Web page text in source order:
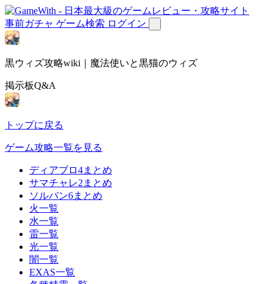
事前ガチャ ゲーム検索 ログイン
黒ウィズ攻略wiki｜魔法使いと黒猫のウィズ
掲示板Q&A
トップに戻る
ゲーム攻略一覧を見る
ディアブロ4まとめ
サマチャレ2まとめ
ソルバン6まとめ
火一覧
水一覧
雷一覧
光一覧
闇一覧
EXAS一覧